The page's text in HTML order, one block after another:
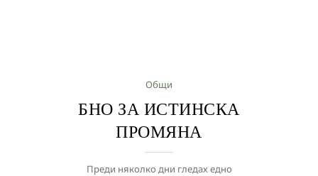
Общи
БНО ЗА ИСТИНСКА
ПРОМЯНА
Преди няколко дни гледах едно